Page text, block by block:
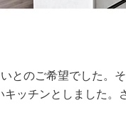
とのご希望でした。
ッチンとしました。